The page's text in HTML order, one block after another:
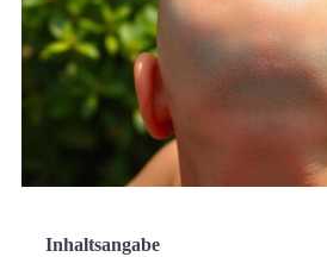
Inhaltsangabe